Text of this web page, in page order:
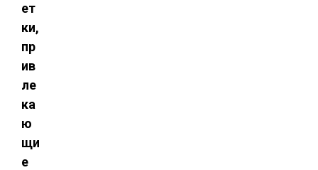
ет
ки,
пр
ив
ле
ка
ю
щи
е